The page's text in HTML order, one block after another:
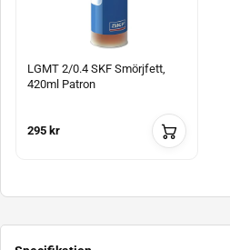
LGMT 2/0.4 SKF Smörjfett,
420ml Patron
295 kr